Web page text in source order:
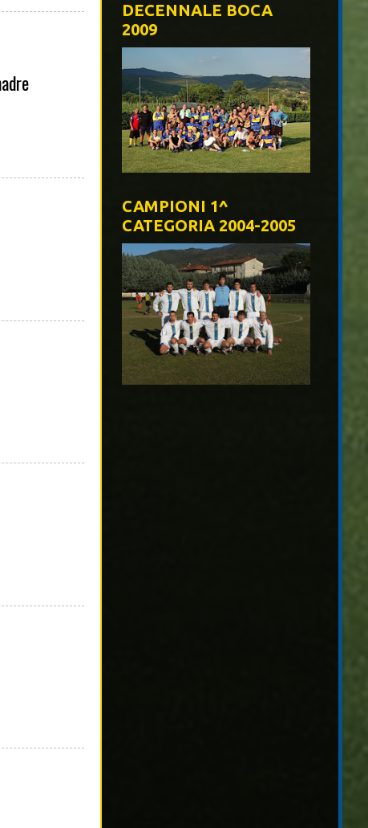
DECENNALE BOCA
2009
CAMPIONI 1^
CATEGORIA 2004-2005